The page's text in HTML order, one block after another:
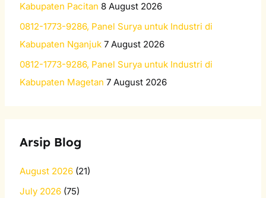
Kabupaten Pacitan 8 August 2026
0812-1773-9286, Panel Surya untuk Industri di
Kabupaten Nganjuk 7 August 2026
0812-1773-9286, Panel Surya untuk Industri di
Kabupaten Magetan 7 August 2026
Arsip Blog
August 2026 (21)
July 2026 (75)